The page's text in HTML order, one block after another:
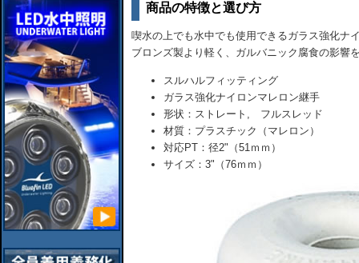
商品の特徴と選び方
喫水の上でも水中でも使用できるガラス強化ナ
ブロンズ製より軽く、ガルバニック腐食の影響
スルハルフィッティング
ガラス強化ナイロンマレロン継手
形状：ストレート, フルスレッド
材質：プラスチック（マレロン）
対応PT：径2"（51ｍｍ）
サイズ：3"（76ｍｍ）